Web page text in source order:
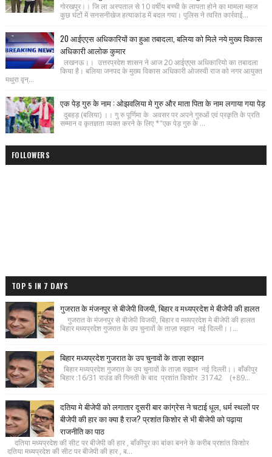
गोरखपुर।। जि ला अस्पताल से 10 वर्षीय बच्ची के लापता होने का मामला महज
कुछ घंटों में सनसनीखेज हत्याकांड में बदल गया। पुलिस ने त्वरित कार्रवाई...
20 आईएएस अधिकारियों का हुआ तबादला, बलिया को मिले नये मुख्य विकास
अधिकारी आलोक कुमार
लखनऊ।। उत्तरप्रदेश शासन ने आज 20 आईएएस अधिकारियो का तबादला
किया है। बलिया जनपद के मुख्य विकास अधिकारी ओजस्वी राज को नगर आयुक्त
मथुरा वृन्...
एक पेड़ गुरु के नाम : ओझवलिया मे गुरु और माता पिता के नाम लगाया गया पेड़
दुबहड़ (बलिया) ।। गु रु पूर्णिमा के अवसर पर अपने गुरुओं एवं प्रकृति के प्रति
सम्मान व कृतज्ञता व्यक्त करने के लिए *"एक पेड़ गुरु के ...
FOLLOWERS
TOP 5 IN 7 DAYS
गुजरात के मंजनपुर से बीजेपी विजयी, बिहार व मध्यप्रदेश मे बीजेपी की हालत
गुजरात के मंजनपुर से बीजेपी विजयी, बिहार व मध्यप्रदेश मे बीजेपी की हालत
बिहार मध्यप्रदेश गुजरात के उप चुनावों के ताज़ा रुझान नई दिल्ली।।...
बिहार मध्यप्रदेश गुजरात के उप चुनावों के ताज़ा रुझान
बिहार मध्यप्रदेश गुजरात के उप चुनावों के ताज़ा रुझान नई दिल्ली।। बाँकीपुर
बिहार :16/31 राउंड की गिनती के बाद प्रशांत किशोर 31742 (+89...
दतिया मे बीजेपी को लगातार दूसरी बार कांग्रेस ने चटाई धूल, धर्म स्थलों पर
बीजेपी की हार का क्या है राज? प्रशांत किशोर से भी बीजेपी को पढ़ाया
राजनीति का पाठ
दतिया मध्यप्रदेश की सीट पर बीजेपी की हार , बाँकीपुर का बांका बनने के करीब प्रशांत किशोर
दतिया मध्यप्रदेश की सीट पर बीजेपी की हार , ब...